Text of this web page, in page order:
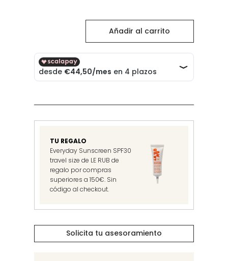
cantidad
Añadir al carrito
TU REGALO
Everyday Sunscreen SPF30
travel size de LE RUB de
regalo por compras
superiores a 150€. Sin
código al checkout.
Solicita tu asesoramiento